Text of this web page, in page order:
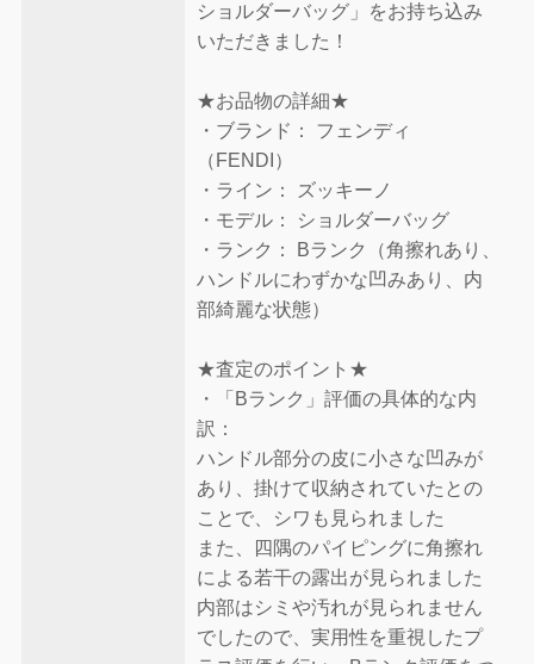
ショルダーバッグ」をお持ち込み
いただきました！
★お品物の詳細★
・ブランド： フェンディ
（FENDI）
・ライン： ズッキーノ
・モデル： ショルダーバッグ
・ランク： Bランク（角擦れあり、
ハンドルにわずかな凹みあり、内
部綺麗な状態）
★査定のポイント★
・「Bランク」評価の具体的な内
訳：
ハンドル部分の皮に小さな凹みが
あり、掛けて収納されていたとの
ことで、シワも見られました
また、四隅のパイピングに角擦れ
による若干の露出が見られました
内部はシミや汚れが見られません
でしたので、実用性を重視したプ